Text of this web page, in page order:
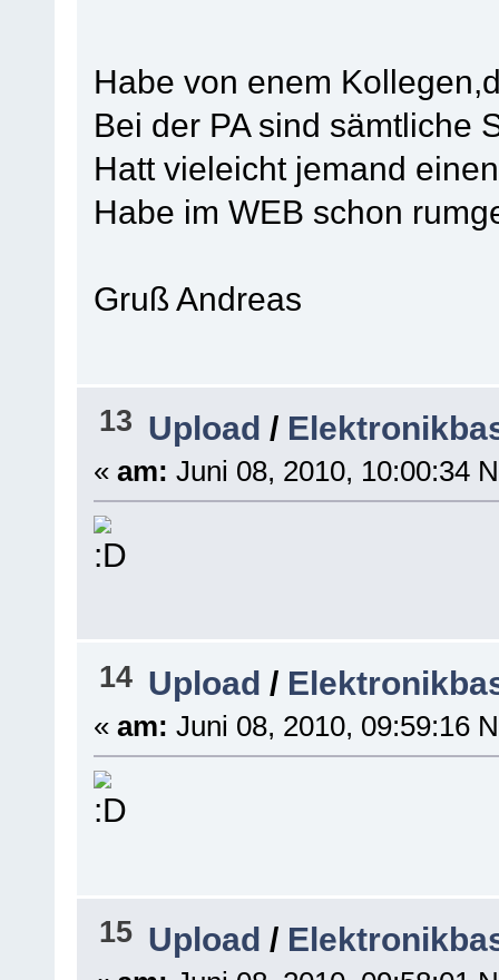
Habe von enem
Bei der PA sind sämtliche
Hatt vieleicht jemand
Habe im WEB schon
Gruß Andreas
13 Upload /
« am: Juni 08, 2010, 10:00:34
14 Upload /
« am: Juni 08, 2010, 09:59:16
15 Upload /